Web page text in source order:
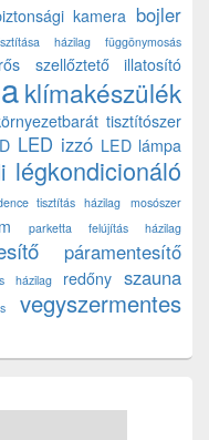
kamera bojler
házilag
függönymosás
szellőztető
illatosító
klímakészülék
tisztítószer
LED izzó LED lámpa
légkondicionáló
tisztítás házilag
mosószer
parketta felújítás házilag
páramentesítő
házilag redőny szauna
vegyszermentes